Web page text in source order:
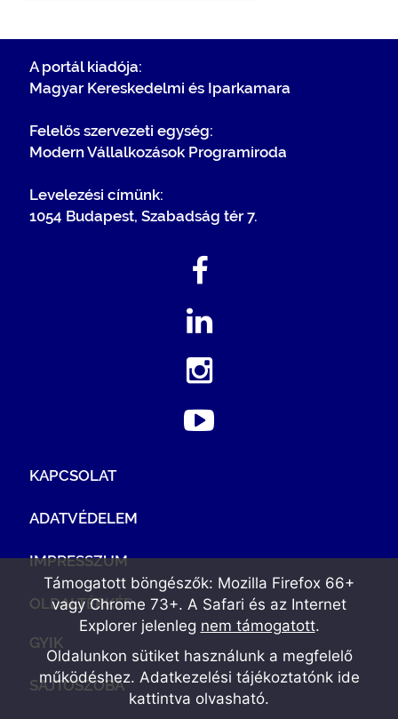
A portál kiadója:
Magyar Kereskedelmi és Iparkamara
Felelős szervezeti egység:
Modern Vállalkozások Programiroda
Levelezési címünk:
1054 Budapest, Szabadság tér 7.
KAPCSOLAT
ADATVÉDELEM
IMPRESSZUM
OLDALTÉRKÉP
GYIK
SAJTÓSZOBA
Támogatott böngészők: Mozilla Firefox 66+
vagy Chrome 73+. A Safari és az Internet
Explorer jelenleg nem támogatott.
Oldalunkon sütiket használunk a megfelelő
működéshez. Adatkezelési tájékoztatónk ide
kattintva olvasható.